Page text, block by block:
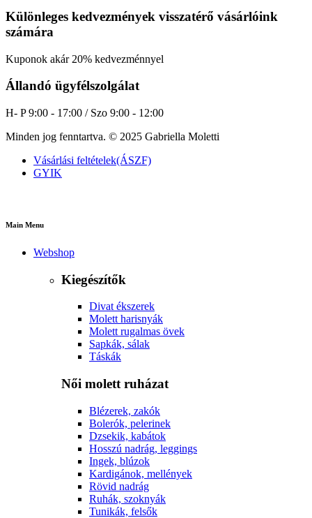
Különleges kedvezmények visszatérő vásárlóink
számára
Kuponok akár 20% kedvezménnyel
Állandó ügyfélszolgálat
H- P 9:00 - 17:00 / Szo 9:00 - 12:00
Minden jog fenntartva. © 2025 Gabriella Moletti
Vásárlási feltételek(ÁSZF)
GYIK
Main Menu
Webshop
Kiegészítők
Divat ékszerek
Molett harisnyák
Molett rugalmas övek
Sapkák, sálak
Táskák
Női molett ruházat
Blézerek, zakók
Bolerók, pelerinek
Dzsekik, kabátok
Hosszú nadrág, leggings
Ingek, blúzok
Kardigánok, mellények
Rövid nadrág
Ruhák, szoknyák
Tunikák, felsők